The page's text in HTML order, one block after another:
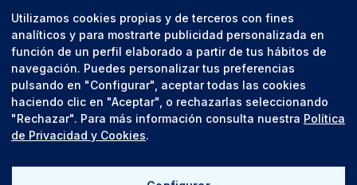
HABLA CON UN EXPERTO
Utilizamos cookies propias y de terceros con fines
analíticos y para mostrarte publicidad personalizada en
función de un perfil elaborado a partir de tus hábitos de
navegación. Puedes personalizar tus preferencias
pulsando en "Configurar", aceptar todas las cookies
haciendo clic en "Aceptar", o rechazarlas seleccionando
"Rechazar". Para más información consulta nuestra Política
de Privacidad y Cookies.